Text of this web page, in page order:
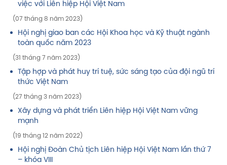
việc với Liên hiệp Hội Việt Nam
(07 tháng 8 năm 2023)
Hội nghị giao ban các Hội Khoa học và Kỹ thuật ngành
toàn quốc năm 2023
(31 tháng 7 năm 2023)
Tập hợp và phát huy trí tuệ, sức sáng tạo của đội ngũ trí
thức Việt Nam
(27 tháng 3 năm 2023)
Xây dựng và phát triển Liên hiệp Hội Việt Nam vững
mạnh
(19 tháng 12 năm 2022)
Hội nghị Đoàn Chủ tịch Liên hiệp Hội Việt Nam lần thứ 7
– khóa VIII